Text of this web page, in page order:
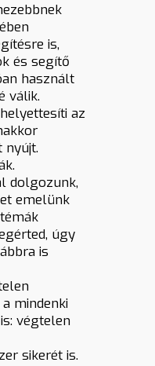
is,
és segítő
használt
válik.
az
nyújt.
dolgozunk,
emelünk
úgy
is
mindenki
végtelen
sikerét is.